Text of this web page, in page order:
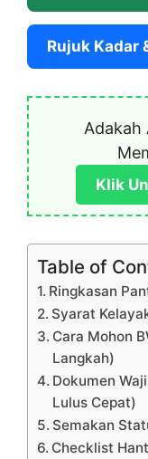
Rujuk Kadar
Adakah
Klik
Table of
Ringkasan
Syarat
Cara Mohon
Langkah)
Dokumen
Lulus Cepat)
Semakan
Checklist